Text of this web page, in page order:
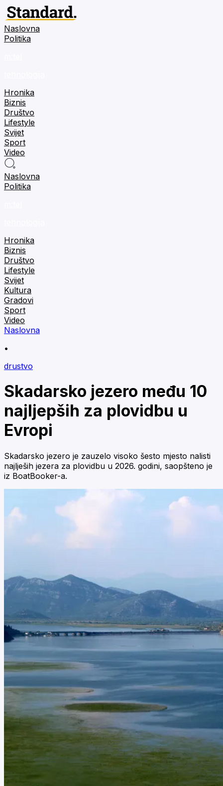
Naslovna
Politika
Hronika
Biznis
Društvo
Lifestyle
Svijet
Sport
Video
Naslovna
Politika
Hronika
Biznis
Društvo
Lifestyle
Svijet
Kultura
Gradovi
Sport
Video
Naslovna
•
drustvo
Skadarsko jezero među 10
najljepših za plovidbu u
Evropi
Skadarsko jezero je zauzelo visoko šesto mjesto nalisti
najlješih jezera za plovidbu u 2026. godini, saopšteno je
iz BoatBooker-a.